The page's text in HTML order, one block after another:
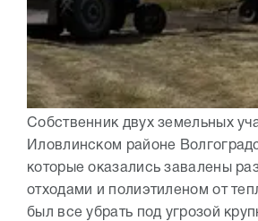
Собственник двух земельных
Иловлинском районе
которые оказались завалены
отходами и полиэтиленом от
был все убрать под угрозой